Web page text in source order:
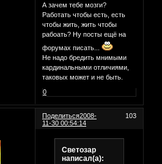
А зачем тебе мозги?
Работать чтобы есть, есть
чтобы жить, жить чтобы
рабоать? Ну посты ещё на
форумах писать...
Не надо бредить мнимыми
кардинальными отличиями,
таковых может и не быть.
0
Поделиться 103
2008-
11-30 00:54:14
Светозар
написал(а):